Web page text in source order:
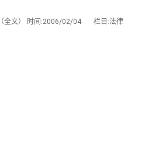
（全文） 时间:2006/02/04 栏目:法律